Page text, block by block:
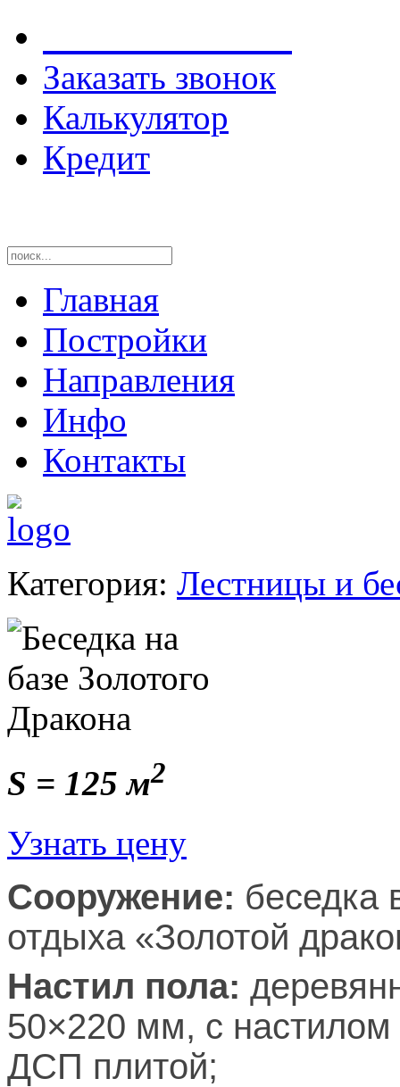
Заказать звонок
Калькулятор
Кредит
Главная
Постройки
Направления
Инфо
Контакты
Категория: Лестницы и
S = 125 м2
Узнать цену
Сооружение: беседка
отдыха «Золотой
Настил пола:
50×220 мм, с настилом
ДСП плитой;